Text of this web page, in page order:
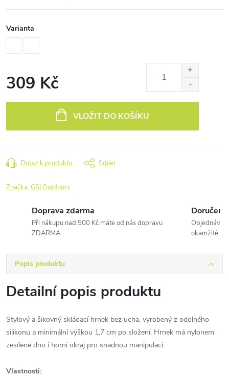
Varianta
309 Kč
VLOŽIT DO KOŠÍKU
Dotaz k produktu Sdílet
Značka:GSI Outdoors
Doprava zdarma
Při nákupu nad 500 Kč máte od nás dopravu
ZDARMA
Doručení
okamžitě
Popis produktu
Detailní popis produktu
Stylový a šikovný skládací hrnek bez ucha, vyrobený z odolného
silikonu a minimální výškou 1,7 cm po složení. Hrnek má nylonem
zesílené dno i horní okraj pro snadnou manipulaci.
Vlastnosti: